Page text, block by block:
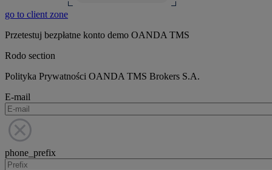
go to client zone
Przetestuj bezpłatne konto demo OANDA TMS
Rodo section
Polityka Prywatności OANDA TMS Brokers S.A.
E-mail
phone_prefix